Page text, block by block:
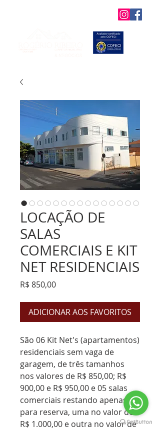
LOCAÇÃO DE
SALAS
COMERCIAIS E KIT
NET RESIDENCIAIS
R$ 850,00Preço
ADICIONAR AOS FAVORITOS
São 06 Kit Net's (apartamentos)
residenciais sem vaga de
garagem, de três tamanhos
nos valores de R$ 850,00; R$
900,00 e R$ 950,00 e 05 salas
comerciais restando apenas 03
para reserva, uma no valor de
R$ 1.000,00 e outra no valor de